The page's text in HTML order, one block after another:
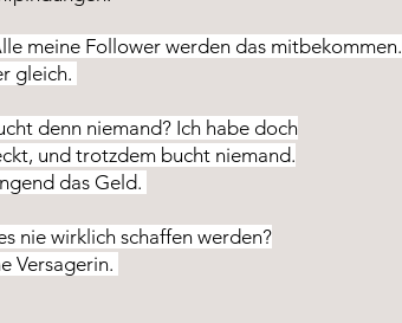
meine Follower werden das mitbekommen.
gleich.
denn niemand? Ich habe doch
und trotzdem bucht niemand.
das Geld.
nie wirklich schaffen werden?
Versagerin.